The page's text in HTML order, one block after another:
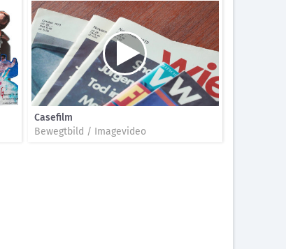
Casefilm
Bewegtbild / Imagevideo